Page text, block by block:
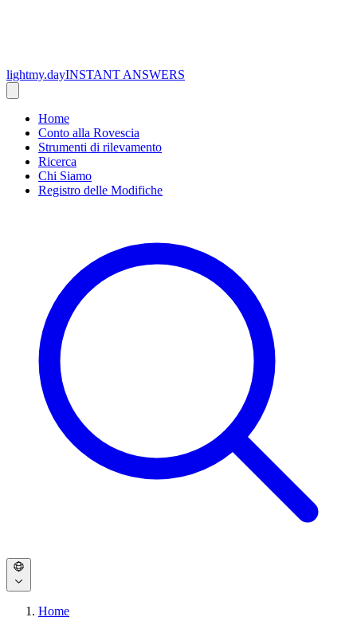
lightmy.dayINSTANT ANSWERS
Home
Conto alla Rovescia
Strumenti di rilevamento
Ricerca
Chi Siamo
Registro delle Modifiche
Home